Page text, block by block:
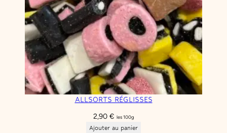
ALLSORTS RÉGLISSES
2,90 € les 100g
Ajouter au panier